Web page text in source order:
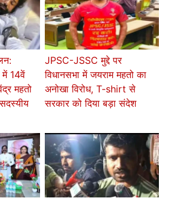
में 14वें
महतो
JPSC-JSSC मुद्दे पर
विधानसभा में जयराम महतो का
अनोखा विरोध, T-shirt से
सरकार को दिया बड़ा संदेश